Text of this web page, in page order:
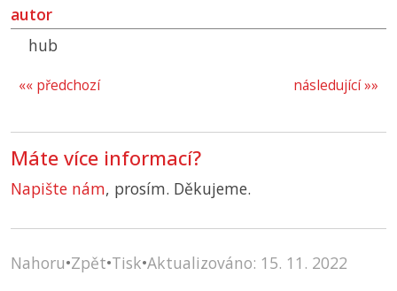
autor
hub
následující »»
«« předchozí
Máte více informací?
Napište nám, prosím. Děkujeme.
Nahoru•Zpět•Tisk•Aktualizováno: 15. 11. 2022